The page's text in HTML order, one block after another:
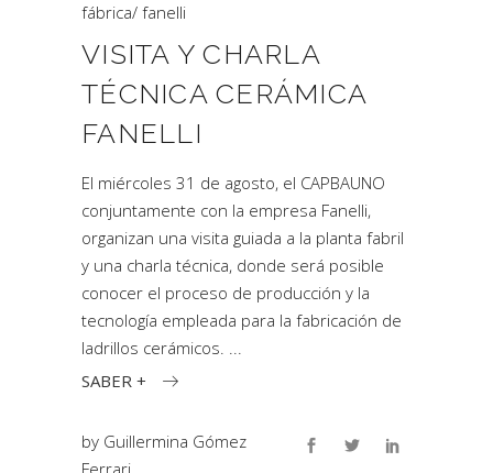
fábrica/ fanelli
VISITA Y CHARLA
TÉCNICA CERÁMICA
FANELLI
El miércoles 31 de agosto, el CAPBAUNO
conjuntamente con la empresa Fanelli,
organizan una visita guiada a la planta fabril
y una charla técnica, donde será posible
conocer el proceso de producción y la
tecnología empleada para la fabricación de
ladrillos cerámicos.
SABER +
by Guillermina Gómez
Ferrari